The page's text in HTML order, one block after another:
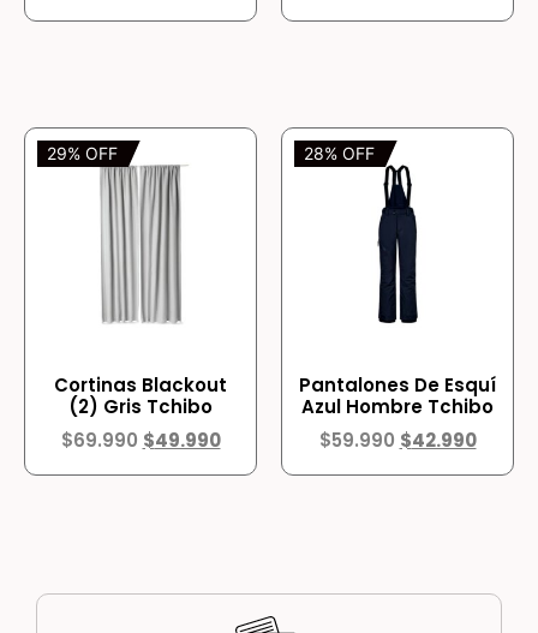
29% OFF
Cortinas Blackout
(2) Gris Tchibo
$69.990 $49.990
28% OFF
Pantalones De Esquí
Azul Hombre Tchibo
$59.990 $42.990